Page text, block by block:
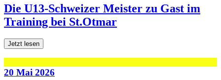
Die U13-Schweizer Meister zu Gast im
Training bei St.Otmar
Jetzt lesen
20 Mai 2026